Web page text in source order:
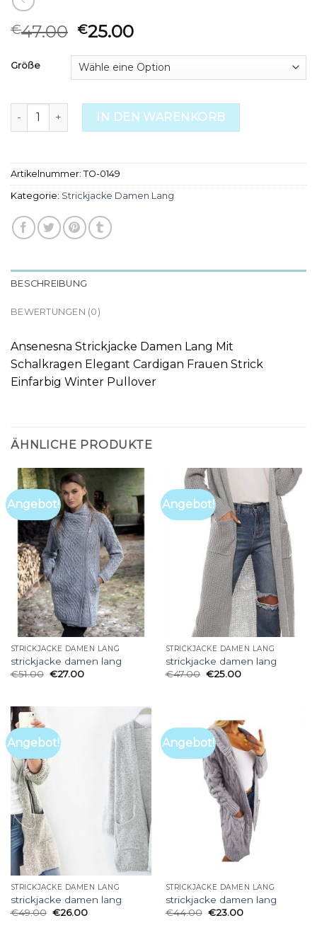
€47.00 €25.00
Größe
strickjacke damen lang Menge
IN DEN WARENKORB
Artikelnummer: TO-0149
Kategorie: Strickjacke Damen Lang
BESCHREIBUNG
BEWERTUNGEN (0)
Ansenesna Strickjacke Damen Lang Mit
Schalkragen Elegant Cardigan Frauen Strick
Einfarbig Winter Pullover
ÄHNLICHE PRODUKTE
Angebot!
STRICKJACKE DAMEN LANG
strickjacke damen lang
€51.00 €27.00
Angebot!
STRICKJACKE DAMEN LANG
strickjacke damen lang
€47.00 €25.00
Angebot!
STRICKJACKE DAMEN LANG
strickjacke damen lang
€49.00 €26.00
Angebot!
STRICKJACKE DAMEN LANG
strickjacke damen lang
€44.00 €23.00